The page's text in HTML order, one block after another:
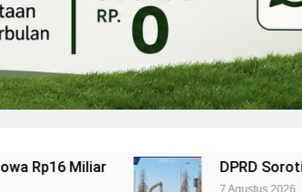
DPRD Soroti Aktivitas